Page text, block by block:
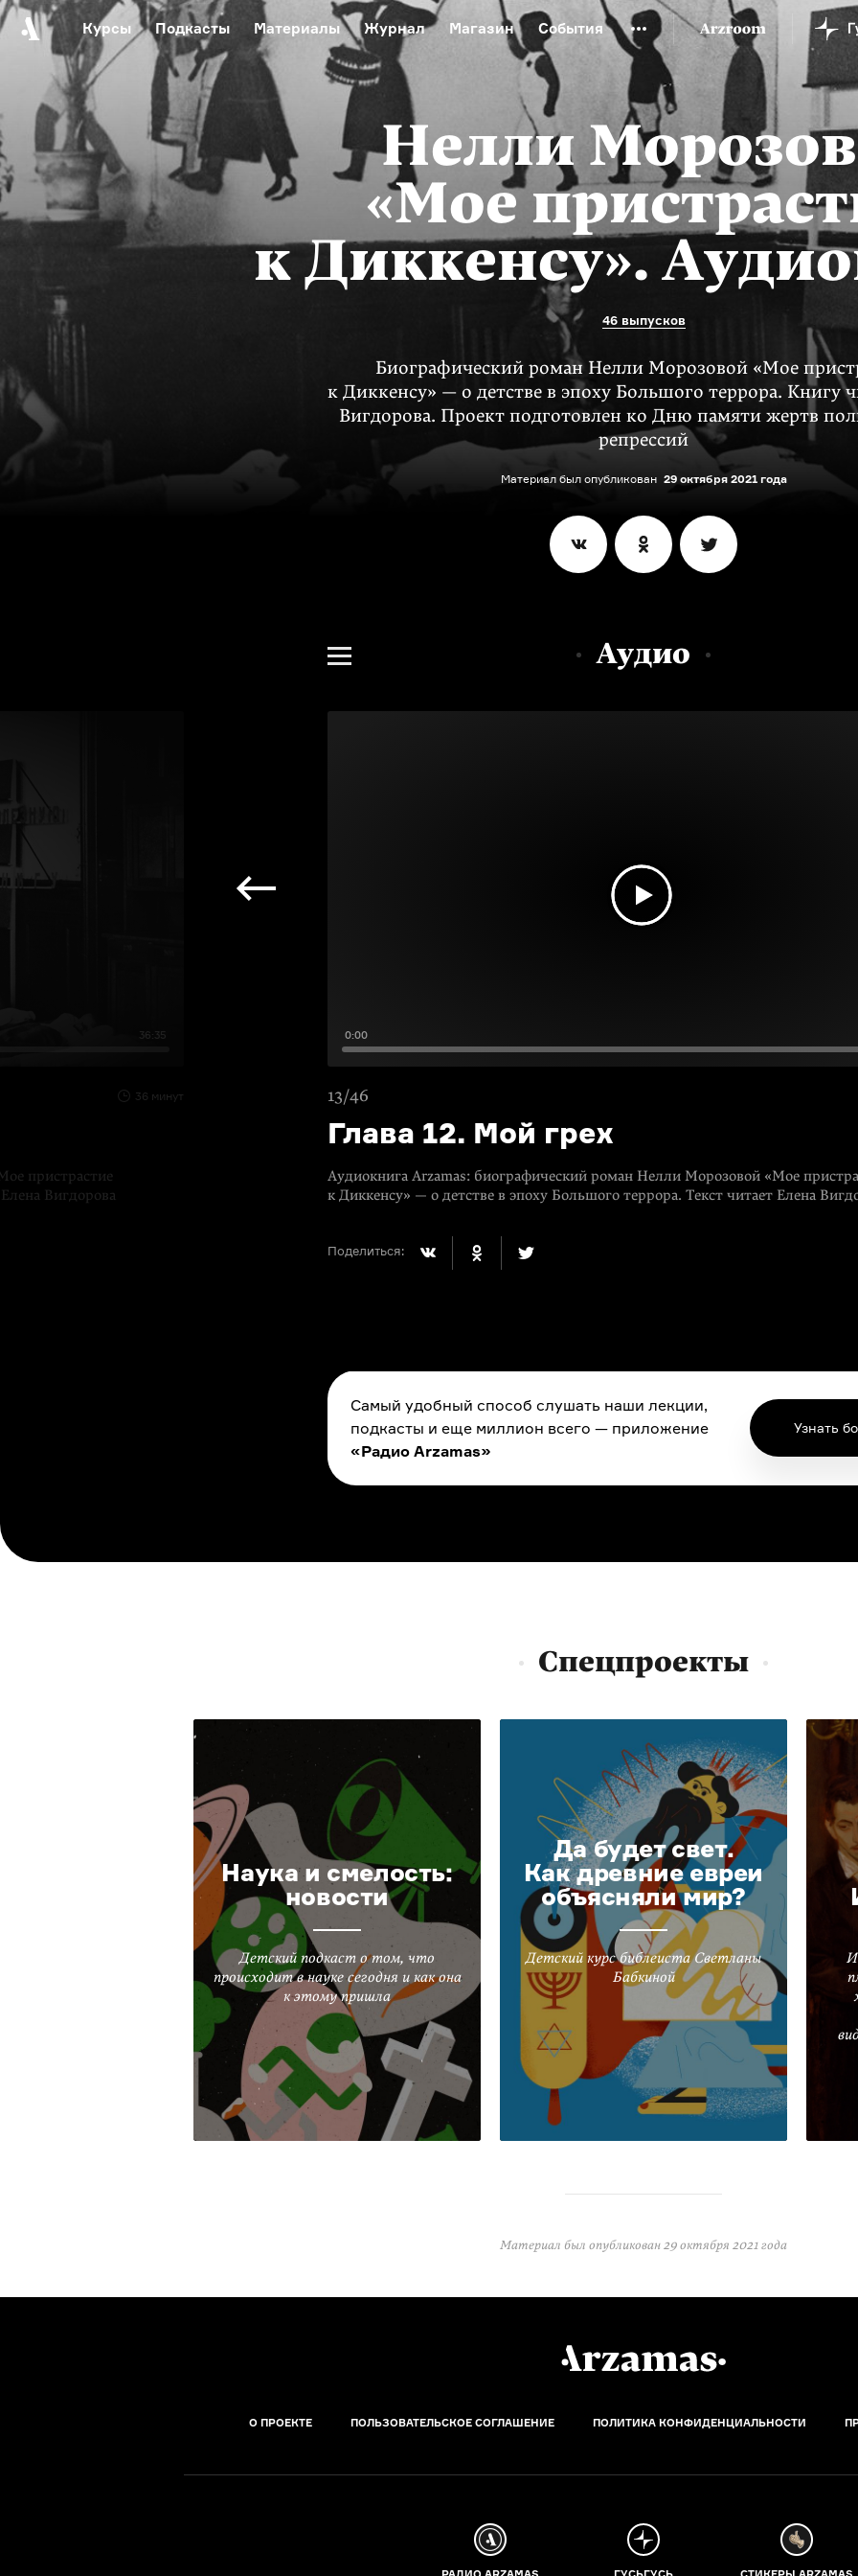
Курсы Подкасты Материалы Журнал Магазин События
Автор среди нас Еврейский музей Новая Третьяковка Онлайн-университет
Видеоистория русской культуры
Русский язык от «гой еси» до «лол кек»
Русское искусство XX века
Русская литература XX века
Нелли
«Мое
к Диккенсу».
46 выпусков
Биографический роман Нелли Морозовой «Мое
к Диккенсу» — о детстве в эпоху Большого террора. Книгу
Вигдорова. Проект подготовлен ко Дню памяти жертв
репрессий
Материал был опубликован 29 октября 2021 года
Аудио
36:35
36 минут
пристрастие
Вигдорова
0:00
13/46
Глава 12. Мой грех
Аудиокнига Arzamas: биографический роман Нелли Морозовой «Мое
к Диккенсу» — о детстве в эпоху Большого террора. Текст читает Елена
Поделиться:
Самый удобный способ слушать наши лекции,
подкасты и еще миллион всего — приложение
«Радио Arzamas»
Узнать
Спецпроекты
Наука и смелость:
новости
Детский подкаст о том, что
происходит в науке сегодня и как она
к этому пришла
Да будет свет.
Как древние евреи
объясняли мир?
Детский курс библеиста Светланы
Бабкиной
Материал был опубликован29 октября 2021 года
О ПРОЕКТЕ ПОЛЬЗОВАТЕЛЬСКОЕ СОГЛАШЕНИЕ ПОЛИТИКА КОНФИДЕНЦИАЛЬНОСТИ